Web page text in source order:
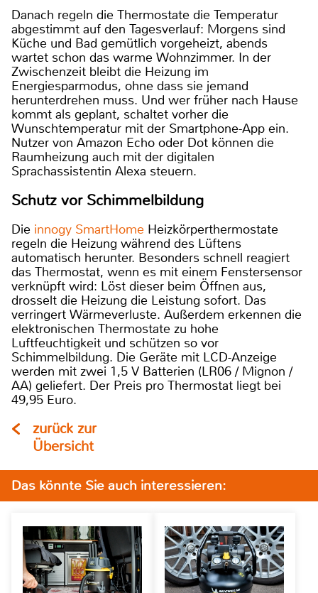
Danach regeln die Thermostate die Temperatur
abgestimmt auf den Tagesverlauf: Morgens sind
Küche und Bad gemütlich vorgeheizt, abends
wartet schon das warme Wohnzimmer. In der
Zwischenzeit bleibt die Heizung im
Energiesparmodus, ohne dass sie jemand
herunterdrehen muss. Und wer früher nach Hause
kommt als geplant, schaltet vorher die
Wunschtemperatur mit der Smartphone-App ein.
Nutzer von Amazon Echo oder Dot können die
Raumheizung auch mit der digitalen
Sprachassistentin Alexa steuern.
Schutz vor Schimmelbildung
Die innogy SmartHome Heizkörperthermostate
regeln die Heizung während des Lüftens
automatisch herunter. Besonders schnell reagiert
das Thermostat, wenn es mit einem Fenstersensor
verknüpft wird: Löst dieser beim Öffnen aus,
drosselt die Heizung die Leistung sofort. Das
verringert Wärmeverluste. Außerdem erkennen die
elektronischen Thermostate zu hohe
Luftfeuchtigkeit und schützen so vor
Schimmelbildung. Die Geräte mit LCD-Anzeige
werden mit zwei 1,5 V Batterien (LR06 / Mignon /
AA) geliefert. Der Preis pro Thermostat liegt bei
49,95 Euro.
zurück zur
Übersicht
Das könnte Sie auch interessieren: